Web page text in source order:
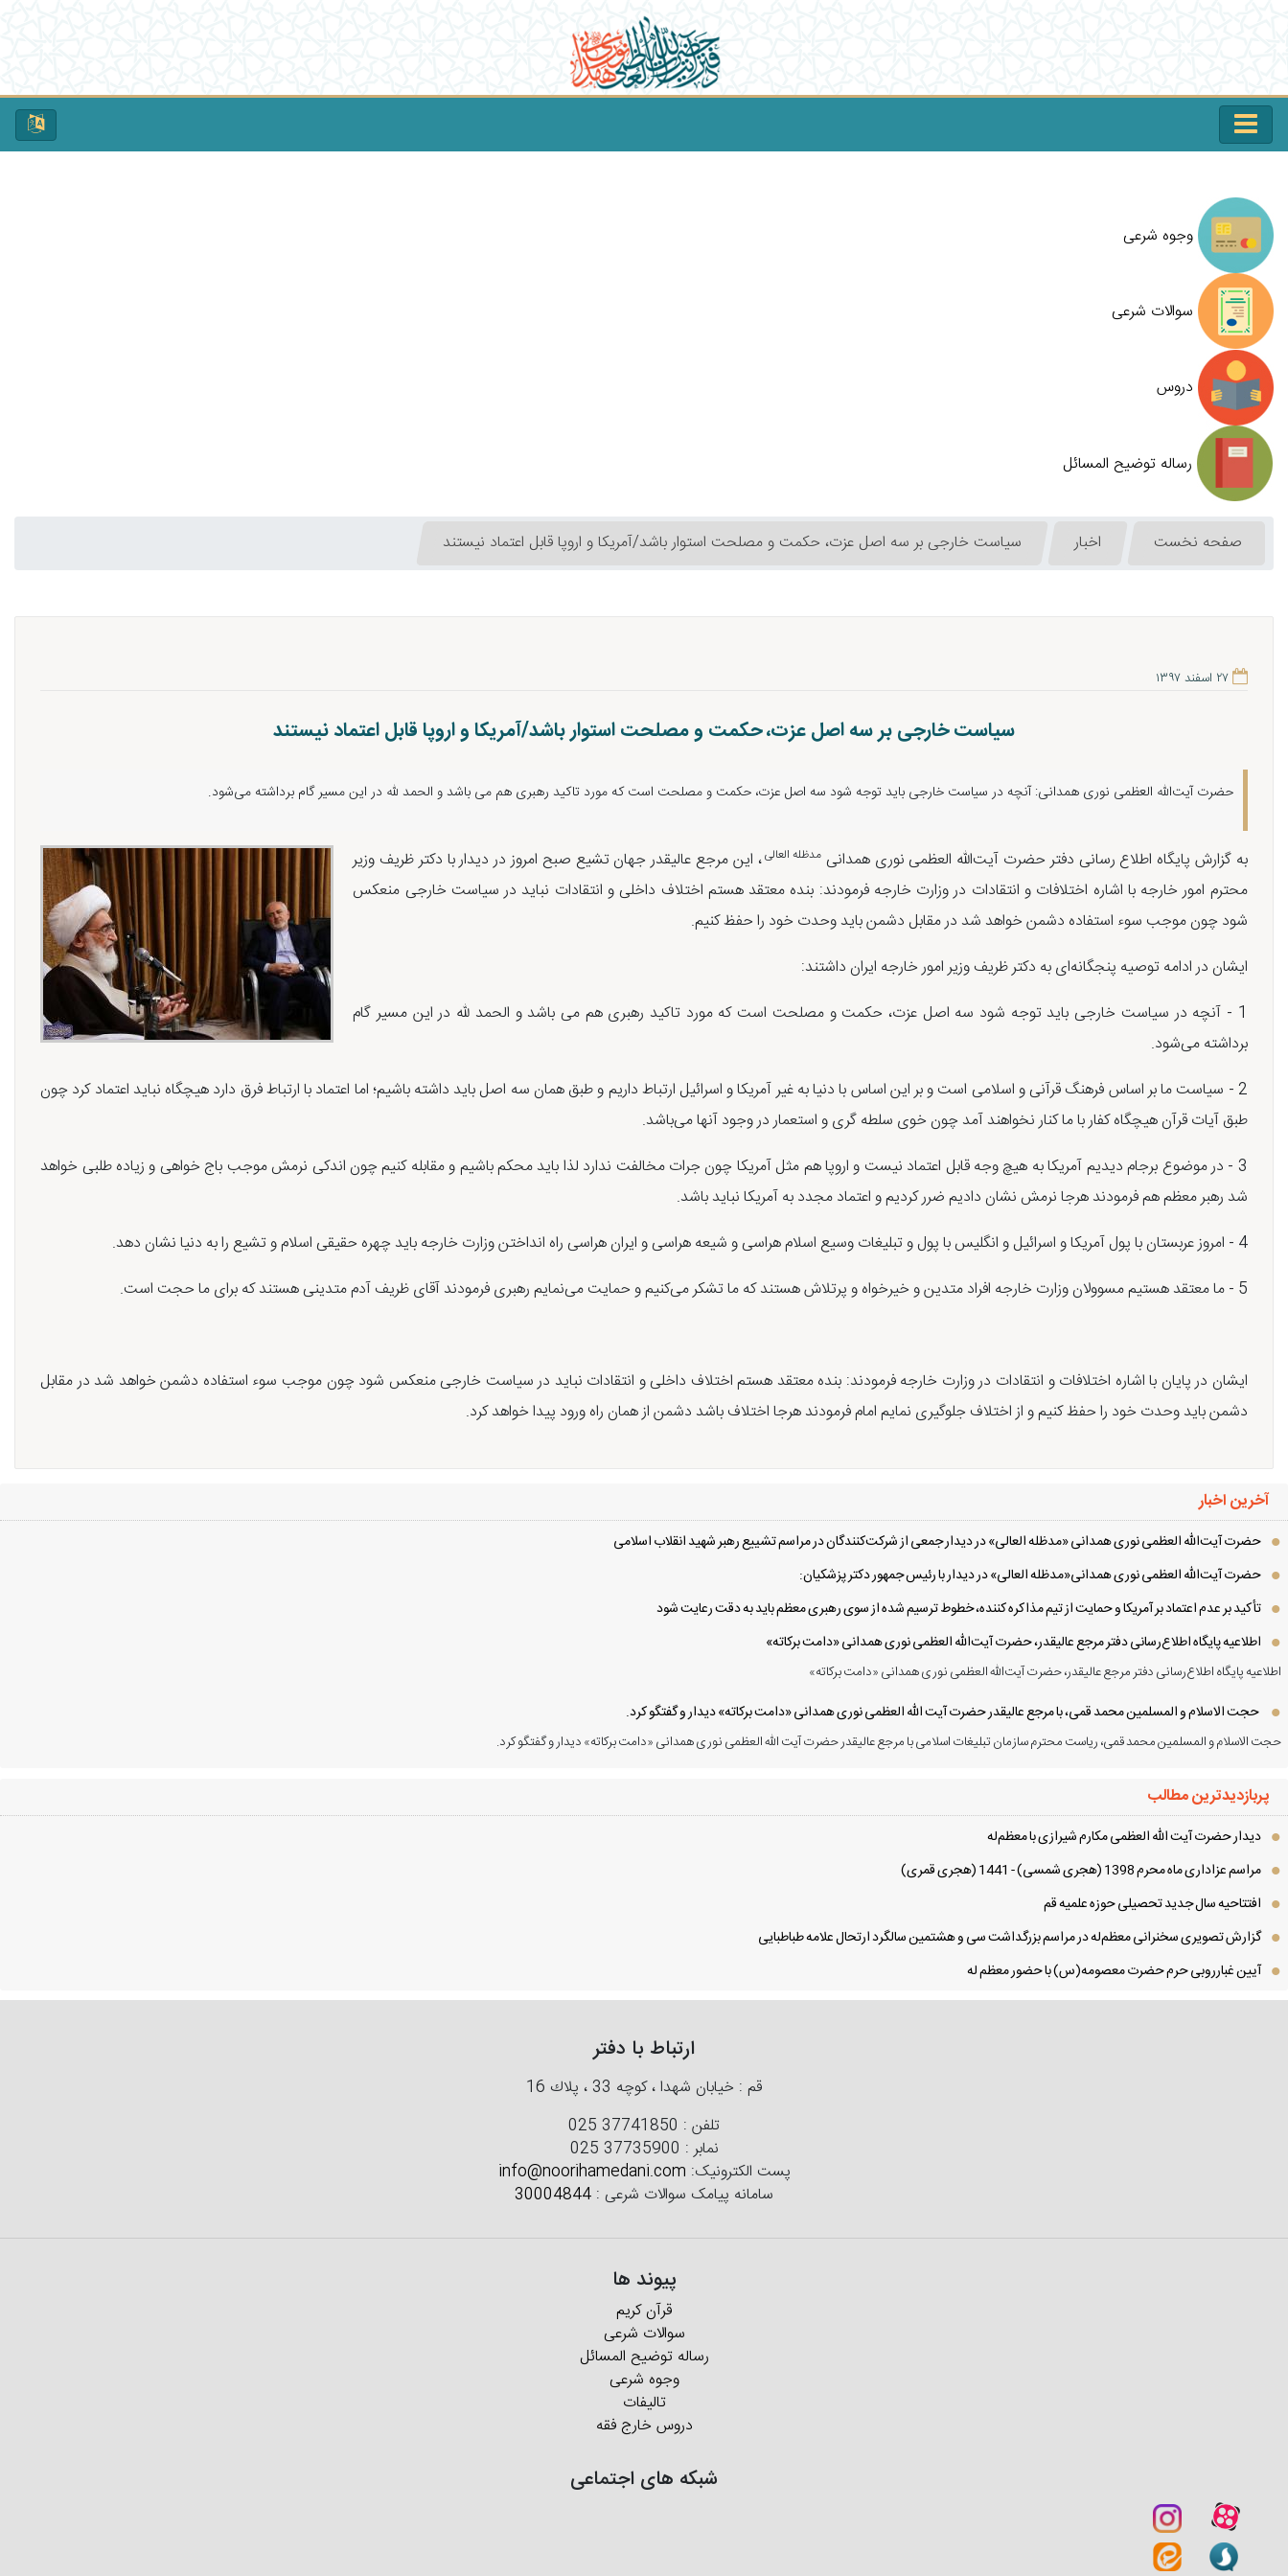
وجوه شرعی
سوالات شرعی
دروس
رساله توضیح المسائل
صفحه نخست اخبار سیاست خارجی بر سه اصل عزت، حکمت و مصلحت استوار باشد/آمریکا و اروپا قابل اعتماد نیستند
۲۷ اسفند ۱۳۹۷
سیاست خارجی بر سه اصل عزت، حکمت و مصلحت استوار باشد/آمریکا و اروپا قابل اعتماد نیستند
حضرت آیت‌الله العظمی نوری همدانی: آنچه در سیاست خارجی باید توجه شود سه اصل عزت، حکمت و مصلحت است که مورد تاکید رهبری هم می باشد و الحمد لله در این مسیر گام برداشته می‌شود.
به گزارش پایگاه اطلاع رسانی دفتر حضرت آیت‌الله العظمی نوری همدانی مدظله العالی، این مرجع عالیقدر جهان تشیع صبح امروز در دیدار با دكتر ظریف وزیر
محترم امور خارجه با اشاره اختلافات و انتقادات در وزارت خارجه فرمودند: بنده معتقد هستم اختلاف داخلی و انتقادات نباید در سیاست خارجی منعکس
شود چون موجب سوء استفاده دشمن خواهد شد در مقابل دشمن باید وحدت خود را حفظ کنیم.
ایشان در ادامه توصیه پنجگانه‌ای به دکتر ظریف وزیر امور خارجه ایران داشتند:
1 - آنچه در سیاست خارجی باید توجه شود سه اصل عزت، حکمت و مصلحت است که مورد تاکید رهبری هم می باشد و الحمد لله در این مسیر گام
برداشته می‌شود.
2 - سیاست ما بر اساس فرهنگ قرآنی و اسلامی است و بر این اساس با دنیا به غیر آمریکا و اسرائیل ارتباط داریم و طبق همان سه اصل باید داشته باشیم؛ اما اعتماد با ارتباط فرق دارد هیچگاه نباید اعتماد کرد چون
طبق آیات قرآن هیچگاه کفار با ما کنار نخواهند آمد چون خوی سلطه گری و استعمار در وجود آنها می‌باشد.
3 - در موضوع برجام دیدیم آمریکا به هیچ وجه قابل اعتماد نیست و اروپا هم مثل آمریکا چون جرات مخالفت ندارد لذا باید محکم باشیم و مقابله کنیم چون اندکی نرمش موجب باج خواهی و زیاده طلبی خواهد
شد رهبر معظم هم فرمودند هرجا نرمش نشان دادیم ضرر کردیم و اعتماد مجدد به آمریکا نباید باشد.
4 - امروز عربستان با پول آمریکا و اسرائیل و انگلیس با پول و تبلیغات وسیع اسلام هراسی و شیعه هراسی و ایران هراسی راه انداختن وزارت خارجه باید چهره حقیقی اسلام و تشیع را به دنیا نشان دهد.
5 - ما معتقد هستیم مسوولان وزارت خارجه افراد متدین و خیرخواه و پرتلاش هستند که ما تشکر می‌کنیم و حمایت می‌نمایم رهبری فرمودند آقای ظریف آدم متدینی هستند که برای ما حجت است.
ایشان در پایان با اشاره اختلافات و انتقادات در وزارت خارجه فرمودند: بنده معتقد هستم اختلاف داخلی و انتقادات نباید در سیاست خارجی منعکس شود چون موجب سوء استفاده دشمن خواهد شد در مقابل
دشمن باید وحدت خود را حفظ کنیم و از اختلاف جلوگیری نمایم امام فرمودند هرجا اختلاف باشد دشمن از همان راه ورود پیدا خواهد کرد.
آخرین اخبار
حضرت آیت‌الله العظمی نوری همدانی «مدظله العالی» در دیدار جمعی از شرکت‌کنندگان در مراسم تشییع رهبر شهید انقلاب اسلامی
حضرت آیت‌الله العظمی نوری همدانی«مدظله العالی» در دیدار با رئیس جمهور دکتر پزشکیان:
تأکید بر عدم اعتماد بر آمریکا و حمایت از تیم مذاکره کننده، خطوط ترسیم شده از سوی رهبری معظم باید به دقت رعایت شود
اطلاعیه پایگاه اطلاع‌رسانی دفتر مرجع عالیقدر، حضرت آیت‌الله العظمی نوری همدانی «دامت برکاته»
اطلاعیه پایگاه اطلاع‌رسانی دفتر مرجع عالیقدر، حضرت آیت‌الله العظمی نوری همدانی «دامت برکاته»
حجت الاسلام و المسلمین محمد قمی، با مرجع عالیقدر حضرت آیت الله العظمی نوری همدانی «دامت برکاته» دیدار و گفتگو کرد.
حجت الاسلام و المسلمین محمد قمی، ریاست محترم سازمان تبلیغات اسلامی با مرجع عالیقدر حضرت آیت الله العظمی نوری همدانی «دامت برکاته» دیدار و گفتگو کرد.
پربازدیدترین مطالب
دیدار حضرت آیت الله العظمی مكارم شیرازی با معظم‌له
مراسم عزاداری ماه محرم 1398 (هجری شمسی) - 1441 (هجری قمری)
افتتاحیه سال جدید تحصیلی حوزه علمیه قم
گزارش تصویری سخنرانی معظم‌له در مراسم بزرگداشت سی و هشتمین سالگرد ارتحال علامه طباطبایی
آیین غبارروبی حرم حضرت معصومه(س) با حضور معظم له
ارتباط با دفتر
قم : خیابان شهدا ، كوچه 33 ، پلاك 16
تلفن : 025 37741850
نمابر : 025 37735900
پست الکترونیک: info@noorihamedani.com
سامانه پیامک سوالات شرعی : 30004844
پیوند ها
قرآن کریم
سوالات شرعی
رساله توضیح المسائل
وجوه شرعی
تالیفات
دروس خارج فقه
شبکه های اجتماعی